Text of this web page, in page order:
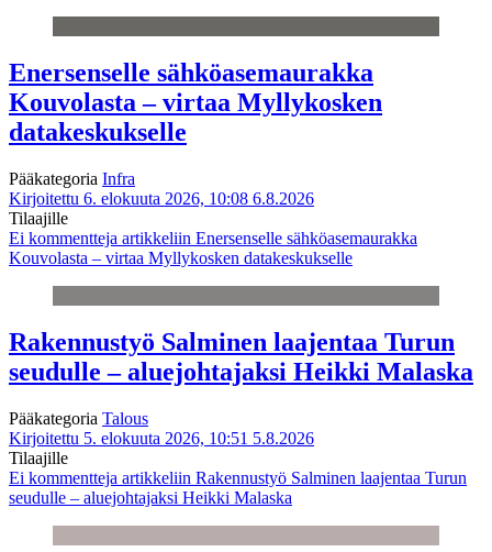
Enersenselle sähköasemaurakka
Kouvolasta – virtaa Myllykosken
datakeskukselle
Pääkategoria Infra
Kirjoitettu 6. elokuuta 2026, 10:08 6.8.2026
Tilaajille
Ei kommentteja artikkeliin Enersenselle sähköasemaurakka
Kouvolasta – virtaa Myllykosken datakeskukselle
Rakennustyö Salminen laajentaa Turun
seudulle – aluejohtajaksi Heikki Malaska
Pääkategoria Talous
Kirjoitettu 5. elokuuta 2026, 10:51 5.8.2026
Tilaajille
Ei kommentteja artikkeliin Rakennustyö Salminen laajentaa Turun
seudulle – aluejohtajaksi Heikki Malaska